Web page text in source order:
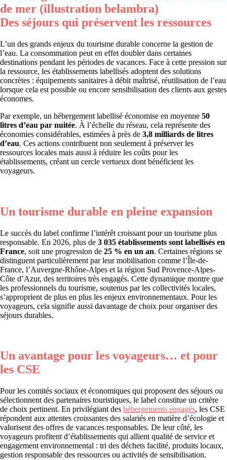
Des séjours qui préservent les ressources
L’un des grands enjeux du tourisme durable concerne la gestion de
l’eau. La consommation peut en effet doubler dans certaines
destinations pendant les périodes de vacances. Face à cette pression sur
la ressource, les établissements labellisés adoptent des solutions
concrètes : équipements sanitaires à débit maîtrisé, réutilisation de l’eau
lorsque cela est possible ou encore sensibilisation des clients aux gestes
économes.
Par exemple, un hébergement labellisé économise en moyenne 50
litres d’eau par nuitée. À l’échelle du réseau, cela représente des
économies considérables, estimées à près de 3,8 milliards de litres
d’eau. Ces actions contribuent non seulement à préserver les
ressources locales mais aussi à réduire les coûts pour les
établissements, créant un cercle vertueux dont bénéficient les
voyageurs.
Un tourisme durable en pleine expansion
Le succès du label confirme l’intérêt croissant pour un tourisme plus
responsable. En 2026, plus de 3 035 établissements sont labellisés en
France, soit une progression de 25 % en un an. Certaines régions se
distinguent particulièrement par leur mobilisation comme l’Île-de-
France, l’Auvergne-Rhône-Alpes et la région Sud Provence-Alpes-
Côte d’Azur, des territoires très engagés. Cette dynamique montre que
les professionnels du tourisme, soutenus par les collectivités locales,
s’approprient de plus en plus les enjeux environnementaux. Pour les
voyageurs, cela signifie aussi davantage de choix pour organiser des
séjours durables.
Un avantage pour les voyageurs… et pour
les CSE
Pour les comités sociaux et économiques qui proposent des séjours ou
sélectionnent des partenaires touristiques, le label constitue un critère
de choix pertinent. En privilégiant des hébergements engagés, les CSE
répondent aux attentes croissantes des salariés en matière d’écologie et
valorisent des offres de vacances responsables. De leur côté, les
voyageurs profitent d’établissements qui allient qualité de service et
engagement environnemental : tri des déchets facilité, produits locaux,
gestion responsable des ressources ou activités de sensibilisation.